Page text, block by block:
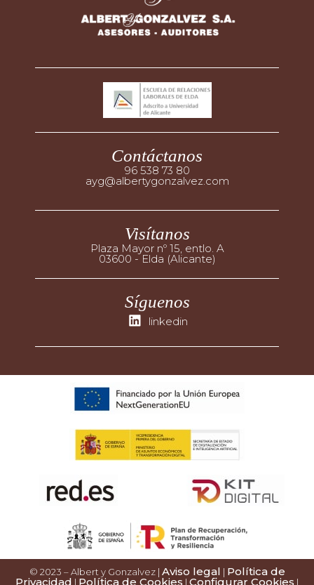
Contáctanos
96 538 73 80
ayg@albertygonzalvez.com
Visítanos
Plaza Mayor nº 15, entlo. A
03600 - Elda (Alicante)
Síguenos
linkedin
© 2023 – Albert y Gonzalvez | Aviso legal | Política de
Privacidad | Política de Cookies | Configurar Cookies |